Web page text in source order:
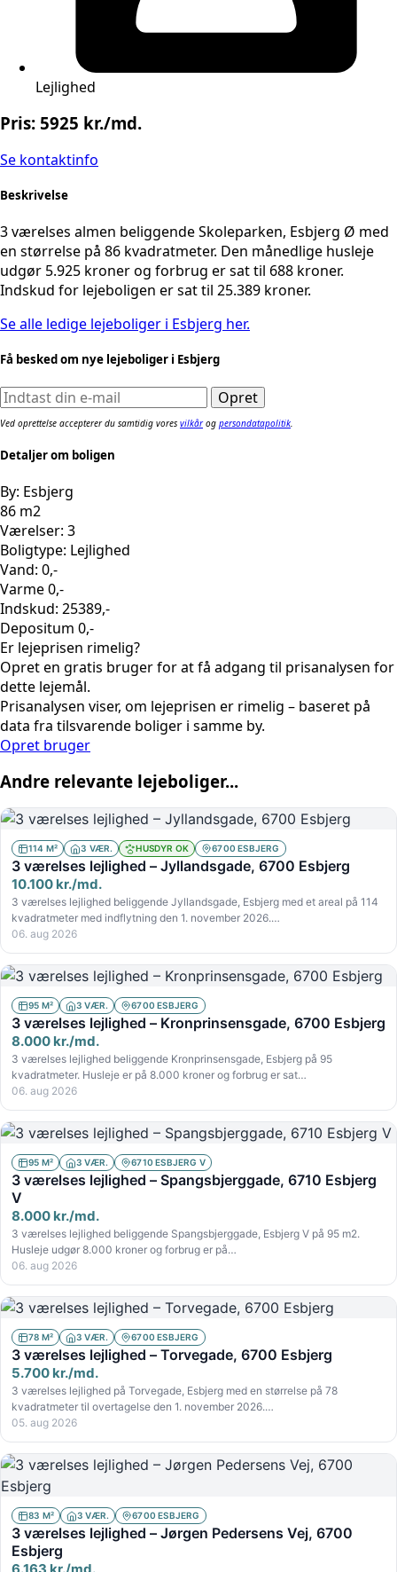
Lejlighed
Pris: 5925 kr./md.
Se kontaktinfo
Beskrivelse
3 værelses almen beliggende Skoleparken, Esbjerg Ø med
en størrelse på 86 kvadratmeter. Den månedlige husleje
udgør 5.925 kroner og forbrug er sat til 688 kroner.
Indskud for lejeboligen er sat til 25.389 kroner.
Se alle ledige lejeboliger i Esbjerg her.
Få besked om nye lejeboliger i Esbjerg
Ved oprettelse accepterer du samtidig vores vilkårog persondatapolitik
Detaljer om boligen
By: Esbjerg
86 m2
Værelser: 3
Boligtype: Lejlighed
Vand: 0,-
Varme 0,-
Indskud: 25389,-
Depositum 0,-
Er lejeprisen rimelig?
Opret en gratis bruger for at få adgang til prisanalysen for
dette lejemål.
Prisanalysen viser, om lejeprisen er rimelig – baseret på
data fra tilsvarende boliger i samme by.
Opret bruger
Andre relevante lejeboliger...
114 M² 3 VÆR. HUSDYR OK 6700 ESBJERG
3 værelses lejlighed – Jyllandsgade, 6700 Esbjerg
10.100 kr./md.
3 værelses lejlighed beliggende Jyllandsgade, Esbjerg med et areal på 114
kvadratmeter med indflytning den 1. november 2026.…
06. aug 2026
95 M² 3 VÆR. 6700 ESBJERG
3 værelses lejlighed – Kronprinsensgade, 6700 Esbjerg
8.000 kr./md.
3 værelses lejlighed beliggende Kronprinsensgade, Esbjerg på 95
kvadratmeter. Husleje er på 8.000 kroner og forbrug er sat…
06. aug 2026
95 M² 3 VÆR. 6710 ESBJERG V
3 værelses lejlighed – Spangsbjerggade, 6710 Esbjerg
V
8.000 kr./md.
3 værelses lejlighed beliggende Spangsbjerggade, Esbjerg V på 95 m2.
Husleje udgør 8.000 kroner og forbrug er på…
06. aug 2026
78 M² 3 VÆR. 6700 ESBJERG
3 værelses lejlighed – Torvegade, 6700 Esbjerg
5.700 kr./md.
3 værelses lejlighed på Torvegade, Esbjerg med en størrelse på 78
kvadratmeter til overtagelse den 1. november 2026.…
05. aug 2026
83 M² 3 VÆR. 6700 ESBJERG
3 værelses lejlighed – Jørgen Pedersens Vej, 6700
Esbjerg